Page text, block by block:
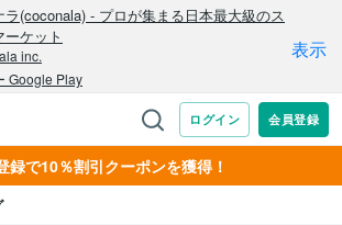
録で10％割引クーポンを獲得！